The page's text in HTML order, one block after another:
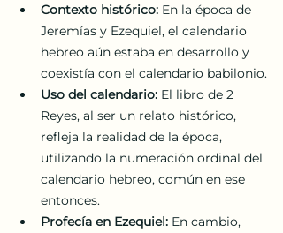
Contexto histórico: En la época de
Jeremías y Ezequiel, el calendario
hebreo aún estaba en desarrollo y
coexistía con el calendario babilonio.
Uso del calendario: El libro de 2
Reyes, al ser un relato histórico,
refleja la realidad de la época,
utilizando la numeración ordinal del
calendario hebreo, común en ese
entonces.
Profecía en Ezequiel: En cambio,